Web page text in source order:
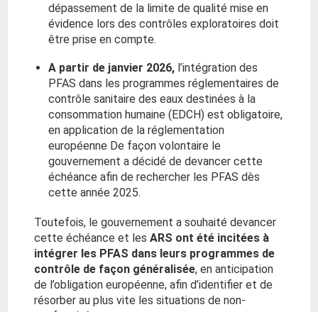
dépassement de la limite de qualité mise en
évidence lors des contrôles exploratoires doit
être prise en compte.
A partir de janvier 2026, l’intégration des
PFAS dans les programmes réglementaires de
contrôle sanitaire des eaux destinées à la
consommation humaine (EDCH) est obligatoire,
en application de la réglementation
européenne De façon volontaire le
gouvernement a décidé de devancer cette
échéance afin de rechercher les PFAS dès
cette année 2025.
Toutefois, le gouvernement a souhaité devancer
cette échéance et les ARS ont été incitées à
intégrer les PFAS dans leurs programmes de
contrôle de façon généralisée, en anticipation
de l’obligation européenne, afin d’identifier et de
résorber au plus vite les situations de non-